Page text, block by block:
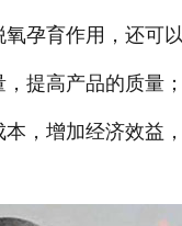
氧孕育作用，还可
提高产品的质量
，增加经济效益